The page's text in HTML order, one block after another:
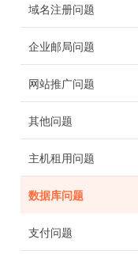
域名注册问题
企业邮局问题
网站推广问题
其他问题
主机租用问题
数据库问题
支付问题